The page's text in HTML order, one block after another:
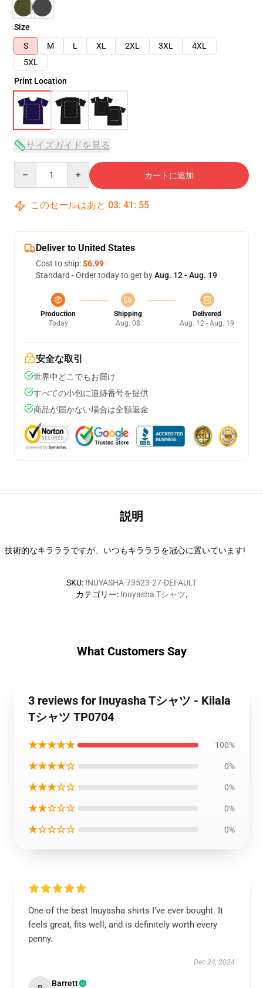
Size
S
M L XL 2XL 3XL
4XL
5XL
Print Location
サイズガイドを見る
カートに追加
このセールはあと 03: 41 : 54
Deliver to United States
Cost to ship:$6.99
Standard - Order today to get byAug. 12 - Aug. 19
Production
Today
Shipping
Aug. 08
Delivered
Aug. 12 - Aug. 19
安全な取引
世界中どこでもお届け
すべての小包に追跡番号を提供
商品が届かない場合は全額返金
説明
技術的なキラララですが、いつもキラララを冠心に置いています!
SKU: INUYASHA-73523-27-DEFAULT
カテゴリー: Inuyasha Tシャツ,
What Customers Say
3 reviews for Inuyasha Tシャツ - Kilala
Tシャツ TP0704
★★★★★ 100%
★★★★☆ 0%
★★★☆☆ 0%
★★☆☆☆ 0%
★☆☆☆☆ 0%
One of the best Inuyasha shirts I’ve ever bought. It
feels great, fits well, and is definitely worth every
penny.
Dec 24, 2024
Barrett